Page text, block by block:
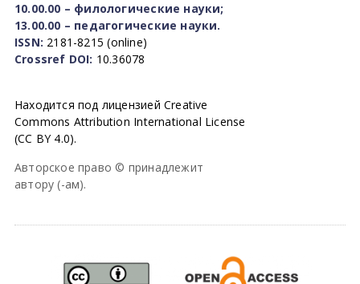
10.00.00 – филологические науки;
13.00.00 – педагогические науки.
ISSN: 2181-8215 (online)
Crossref DOI: 10.36078
Находится под лицензией Creative
Commons Attribution International License
(CC BY 4.0).
Авторское право © принадлежит
автору (-ам).